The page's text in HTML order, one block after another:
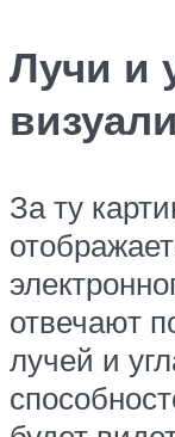
Лучи и
За ту
отвечают
лучей и